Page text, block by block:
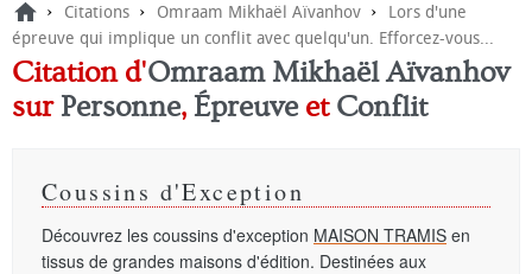
› Citations › Omraam Mikhaël Aïvanhov ›
Lors d'une
épreuve qui implique un conflit avec quelqu'un. Efforcez-vous...
Citation d'Omraam Mikhaël Aïvanhov
sur Personne, Épreuveet Conflit
Coussins d'Exception
Découvrez les coussins d'exception MAISON TRAMIS en
tissus de grandes maisons d'édition. Destinées aux